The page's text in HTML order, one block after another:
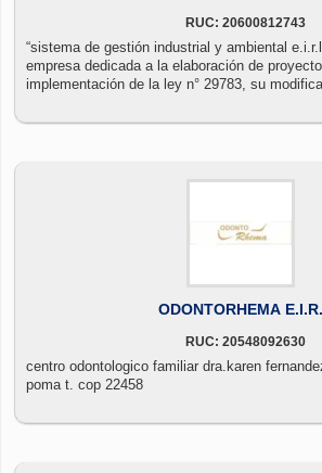
RUC: 20600812743
“sistema de gestión industrial y ambiental
empresa dedicada a la elaboración de
implementación de la ley n° 29783, su
ODONTORHEMA
RUC: 20548092630
centro odontologico familiar dra.karen fernandez r. cop 20828 dr.julio
poma t. cop 22458